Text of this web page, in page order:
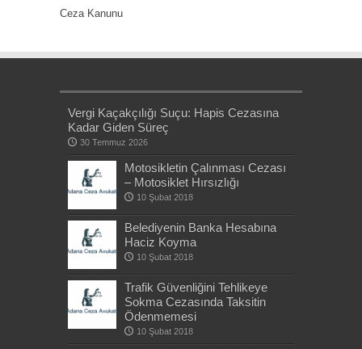
Ceza Kanunu
Vergi Kaçakçılığı Suçu: Hapis Cezasına
Kadar Giden Süreç
30 Temmuz 2026
Motosikletin Çalınması Cezası
– Motosiklet Hırsızlığı
10 Şubat 2018
Belediyenin Banka Hesabına
Haciz Koyma
10 Şubat 2018
Trafik Güvenliğini Tehlikeye
Sokma Cezasında Taksitin
Ödenmemesi
10 Şubat 2018